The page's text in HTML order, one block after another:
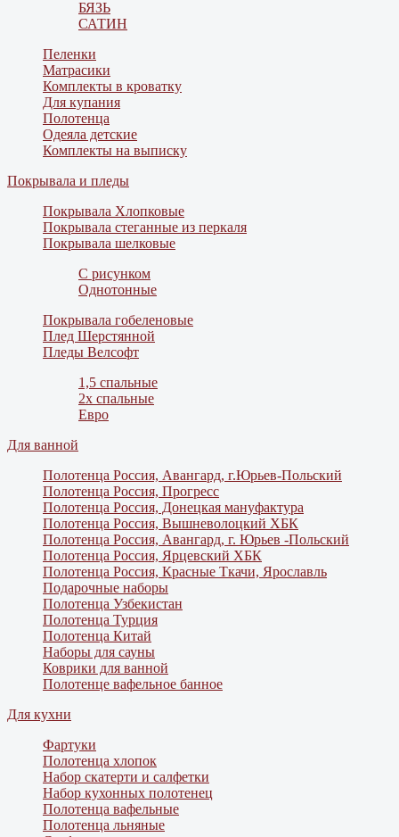
БЯЗЬ
САТИН
Пеленки
Матрасики
Комплекты в кроватку
Для купания
Полотенца
Одеяла детские
Комплекты на выписку
Покрывала и пледы
Покрывала Хлопковые
Покрывала стеганные из перкаля
Покрывала шелковые
С рисунком
Однотонные
Покрывала гобеленовые
Плед Шерстянной
Пледы Велсофт
1,5 спальные
2х спальные
Евро
Для ванной
Полотенца Россия, Авангард, г.Юрьев-Польский
Полотенца Россия, Прогресс
Полотенца Россия, Донецкая мануфактура
Полотенца Россия, Вышневолоцкий ХБК
Полотенца Россия, Авангард, г. Юрьев -Польский
Полотенца Россия, Ярцевский ХБК
Полотенца Россия, Красные Ткачи, Ярославль
Подарочные наборы
Полотенца Узбекистан
Полотенца Турция
Полотенца Китай
Наборы для сауны
Коврики для ванной
Полотенце вафельное банное
Для кухни
Фартуки
Полотенца хлопок
Набор скатерти и салфетки
Набор кухонных полотенец
Полотенца вафельные
Полотенца льняные